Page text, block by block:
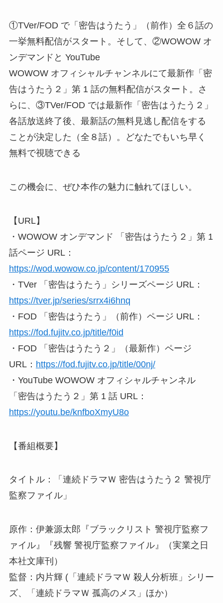
①TVer/FOD で「密告はうたう」（前作）全６話の
一挙無料配信がスタート。そして、②WOWOW オ
ンデマンドと YouTube
WOWOW オフィシャルチャンネルにて最新作「密
告はうたう２」第 1 話の無料配信がスタート。さ
らに、③TVer/FOD では最新作「密告はうたう２」
各話放送終了後、最新話の無料見逃し配信をする
ことが決定した（全８話）。どなたでもいち早く
無料で視聴できる
この機会に、ぜひ本作の魅力に触れてほしい。
【URL】
・WOWOW オンデマンド 「密告はうたう２」第 1
話ページ URL：
https://wod.wowow.co.jp/content/170955
・TVer 「密告はうたう」シリーズページ URL：
https://tver.jp/series/srrx4i6hnq
・FOD 「密告はうたう」（前作）ページ URL：
https://fod.fujitv.co.jp/title/f0id
・FOD 「密告はうたう２」（最新作）ページ
URL： https://fod.fujitv.co.jp/title/00nj/
・YouTube WOWOW オフィシャルチャンネル
「密告はうたう２」第 1 話 URL：
https://youtu.be/knfboXmyU8o
【番組概要】
タイトル：「連続ドラマＷ 密告はうたう２ 警視庁
監察ファイル」
原作：伊兼源太郎『ブラックリスト 警視庁監察フ
ァイル』『残響 警視庁監察ファイル』（実業之日
本社文庫刊）
監督：内片輝 (「連続ドラマＷ 殺人分析班」シリー
ズ、「連続ドラマＷ 孤高のメス」ほか）